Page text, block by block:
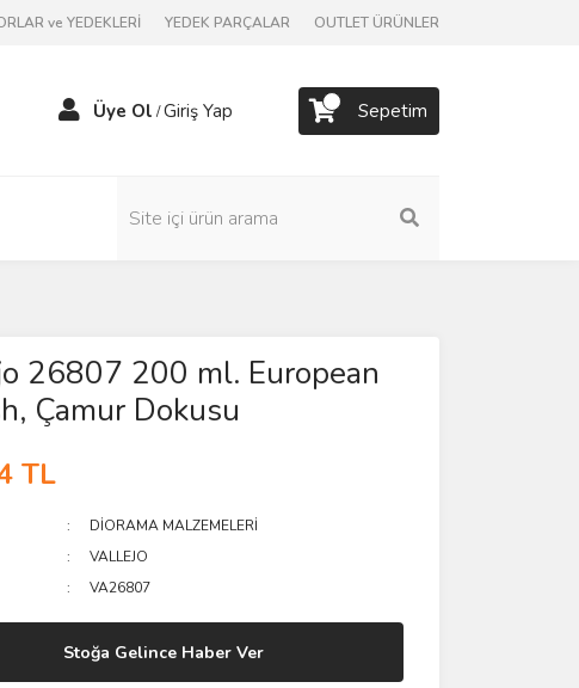
ve YEDEKLERİ YEDEK PARÇALAR OUTLET ÜRÜNLER
Üye Ol /Giriş Yap Sepetim
26807 200 ml. European
Çamur Dokusu
TL
DİORAMA MALZEMELERİ
VALLEJO
VA26807
Stoğa Gelince Haber Ver